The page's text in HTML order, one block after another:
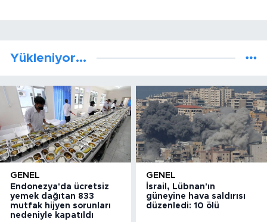
Yükleniyor...
GENEL
Endonezya'da ücretsiz
yemek dağıtan 833
mutfak hijyen sorunları
nedeniyle kapatıldı
GENEL
İsrail, Lübnan'ın
güneyine hava saldırısı
düzenledi: 10 ölü